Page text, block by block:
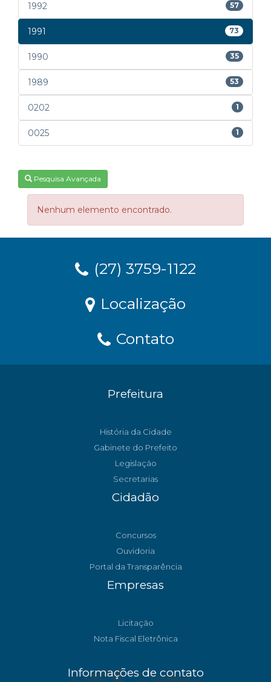
1992 57
1991 73
1990 35
1989 53
0202 1
0025 1
Pesquisa Avançada
Nenhum elemento encontrado.
(27) 3759-1122
Localização
Contato
Prefeitura
História da Cidade
Gabinete do Prefeito
Legislação
Secretarias
Cidadão
Concursos
Ouvidoria
Portal da Transparência
Empresas
Licitação
Nota Fiscal Eletrônica
Informações de contato